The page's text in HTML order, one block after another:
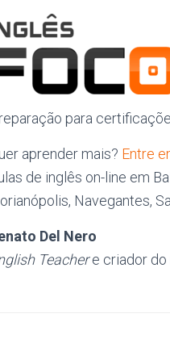
para
aprender mais? Entre
de inglês on-line em
Navegantes,
Del Nero
Teachere criador do